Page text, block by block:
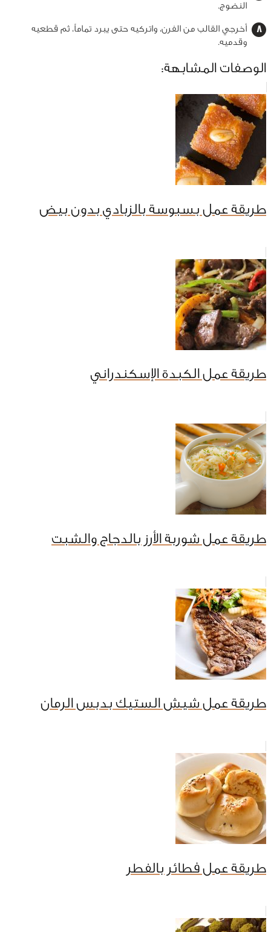
النضوج.
أخرجي القالب من الفرن، واتركيه حتى يبرد تماماً، ثم قطعيه
وقدميه.
الوصفات المشابهة:
طريقة عمل بسبوسة بالزبادي بدون بيض
طريقة عمل الكبدة الإسكندراني
طريقة عمل شوربة الأرز بالدجاج والشبت
طريقة عمل شيش الستيك بدبس الرمان
طريقة عمل فطائر بالفطر